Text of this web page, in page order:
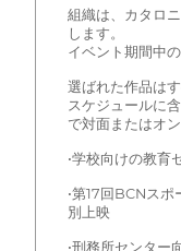
組織は、カタロ
します。
イベント期間中の
選ばれた作品は
スケジュールに
で対面またはオ
•学校向けの教育
•第17回BCNス
別上映
•刑務所センター